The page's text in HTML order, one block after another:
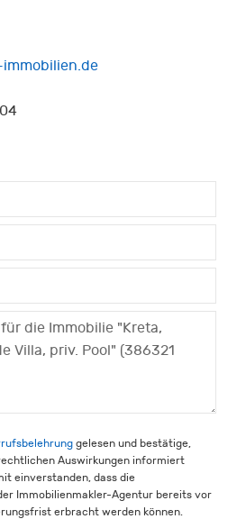
gelesen und bestätige,
Auswirkungen informiert
einverstanden, dass die
Immobilienmakler-Agentur bereits vor
erbracht werden können.